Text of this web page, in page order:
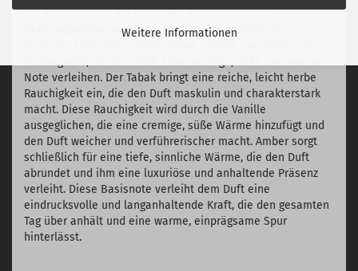
Weitere Informationen
Die Basisnote ist der kraftvolle Abschluss dieser
Duftkomposition und sorgt für eine langanhaltende,
Note verleihen. Der Tabak bringt eine reiche, leicht herbe
Rauchigkeit ein, die den Duft maskulin und charakterstark
macht. Diese Rauchigkeit wird durch die Vanille
ausgeglichen, die eine cremige, süße Wärme hinzufügt und
den Duft weicher und verführerischer macht. Amber sorgt
schließlich für eine tiefe, sinnliche Wärme, die den Duft
abrundet und ihm eine luxuriöse und anhaltende Präsenz
verleiht. Diese Basisnote verleiht dem Duft eine
eindrucksvolle und langanhaltende Kraft, die den gesamten
Tag über anhält und eine warme, einprägsame Spur
hinterlässt.